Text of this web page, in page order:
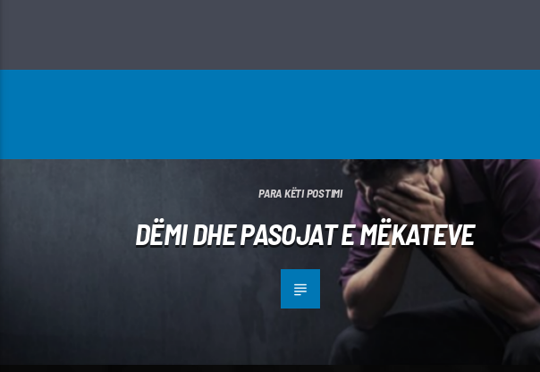
PARA KËTI POSTIMI
DËMI DHE PASOJAT E MËKATEVE